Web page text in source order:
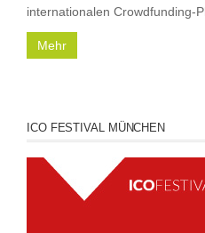
internationalen Crowdfunding-
Mehr
ICO FESTIVAL MÜNCHEN